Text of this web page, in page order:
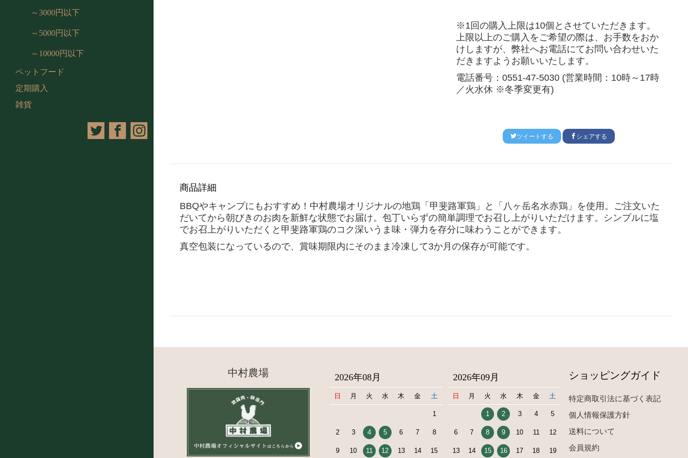
～3000円以下
～5000円以下
～10000円以下
ペットフード
定期購入
雑貨
※1回の購入上限は10個とさせていただきます。
上限以上のご購入をご希望の際は、お手数をおか
けしますが、弊社へお電話にてお問い合わせいた
だきますようお願いいたします。
電話番号：0551-47-5030 (営業時間：10時～17時
／火水休 ※冬季変更有)
ツイートする シェアする
商品詳細
BBQやキャンプにもおすすめ！ 中村農場オリジナルの地鶏「甲斐路軍鶏」と「八ヶ岳名水赤鶏」を使用。ご注文いた
だいてから朝びきのお肉を新鮮な状態でお届け。包丁いらずの簡単調理でお召し上がりいただけます。 シンプルに塩
でお召上がりいただくと甲斐路軍鶏のコク深いうま味・弾力を存分に味わう ことができます。
真空包装になっているので、賞味期限内にそのまま冷凍して3か月の保存が可能です。
中村農場 2026年08月
日 月 火 水 木 金 土
1
2 3 4 5 6 7 8
9 10 11 12 13 14 15
2026年09月
日 月 火 水 木 金 土
1 2 3 4 5
6 7 8 9 10 11 12
13 14 15 16 17 18 19
ショッピングガイド
特定商取引法に基づく表記
個人情報保護方針
送料について
会員規約